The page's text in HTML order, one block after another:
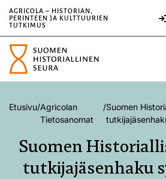
AGRICOLA – HISTORIAN,
PERINTEEN JA KULTTUURIEN
TUTKIMUS
Etusivu/Agricolan
Tietosanomat
/Suomen
Suomen
tutkijajäsenhaku